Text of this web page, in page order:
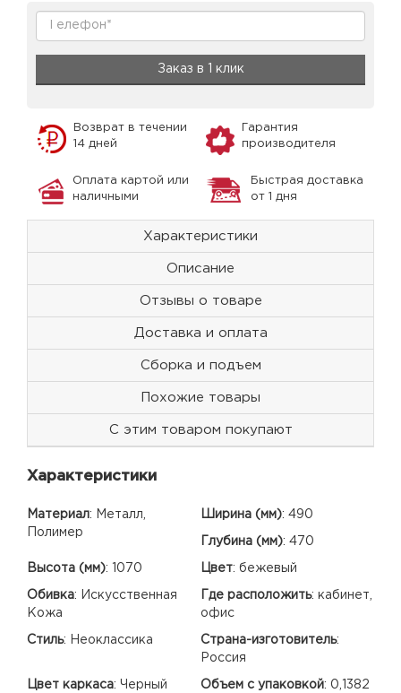
Заказ в 1 клик
Возврат в течении
14 дней
Гарантия
производителя
Оплата картой или
наличными
Быстрая доставка
от 1 дня
Характеристики
Описание
Отзывы о товаре
Доставка и оплата
Сборка и подъем
Похожие товары
С этим товаром покупают
Характеристики
Материал:
Металл,
Полимер
Ширина (мм): 490
Глубина (мм): 470
Высота (мм): 1070 Цвет: бежевый
Обивка:
Искусственная
Кожа
Где расположить: кабинет,
офис
Стиль: Неоклассика Страна-изготовитель:
Россия
Цвет каркаса: Черный Объем с упаковкой: 0,1382